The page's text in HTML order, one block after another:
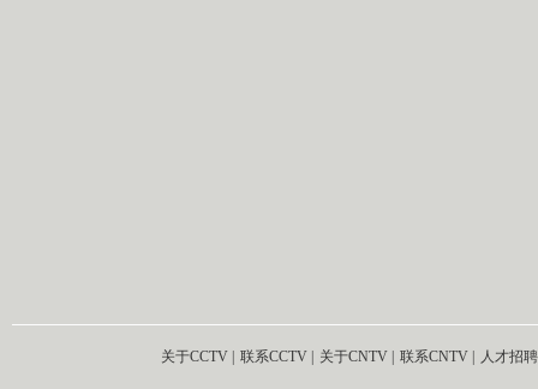
关于CCTV | 联系CCTV | 关于CNTV | 联系CNTV | 人才招聘